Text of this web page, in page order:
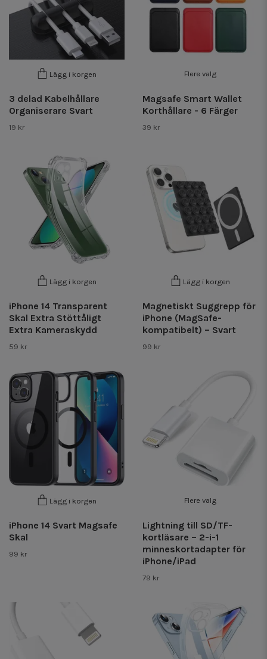
Lägg i korgen
3 delad Kabelhållare
Organiserare Svart
19 kr
Flere valg
Magsafe Smart Wallet
Korthållare - 6 Färger
39 kr
Lägg i korgen
iPhone 14 Transparent
Skal Extra Stöttåligt
Extra Kameraskydd
59 kr
Lägg i korgen
Magnetiskt Suggrepp för
iPhone (MagSafe-
kompatibelt) – Svart
99 kr
Lägg i korgen
iPhone 14 Svart Magsafe
Skal
99 kr
Flere valg
Lightning till SD/TF-
kortläsare – 2-i-1
minneskortadapter för
iPhone/iPad
79 kr